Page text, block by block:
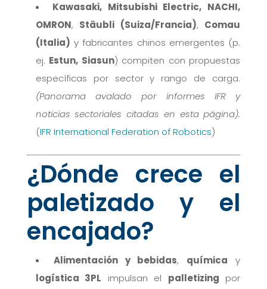
Kawasaki, Mitsubishi Electric, NACHI,
OMRON, Stäubli (Suiza/Francia), Comau
(Italia) y fabricantes chinos emergentes (p.
ej. Estun, Siasun) compiten con propuestas
específicas por sector y rango de carga.
(Panorama avalado por informes IFR y
noticias sectoriales citadas en esta página).
(IFR International Federation of Robotics)
¿Dónde crece el
paletizado y el
encajado?
Alimentación y bebidas, química y
logística 3PL impulsan el palletizing por